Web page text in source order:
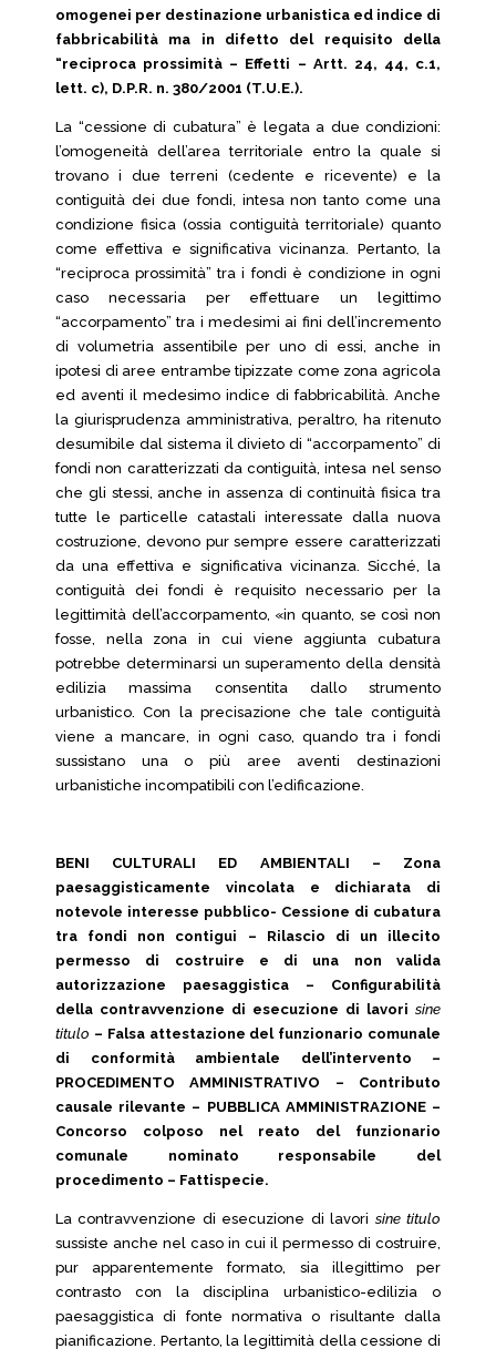
omogenei per destinazione urbanistica ed indice di
fabbricabilità ma in difetto del requisito della
“reciproca prossimità – Effetti – Artt. 24, 44, c.1,
lett. c), D.P.R. n. 380/2001 (T.U.E.).
La “cessione di cubatura” è legata a due condizioni:
l’omogeneità dell’area territoriale entro la quale si
trovano i due terreni (cedente e ricevente) e la
contiguità dei due fondi, intesa non tanto come una
condizione fisica (ossia contiguità territoriale) quanto
come effettiva e significativa vicinanza. Pertanto, la
“reciproca prossimità” tra i fondi è condizione in ogni
caso necessaria per effettuare un legittimo
“accorpamento” tra i medesimi ai fini dell’incremento
di volumetria assentibile per uno di essi, anche in
ipotesi di aree entrambe tipizzate come zona agricola
ed aventi il medesimo indice di fabbricabilità. Anche
la giurisprudenza amministrativa, peraltro, ha ritenuto
desumibile dal sistema il divieto di “accorpamento” di
fondi non caratterizzati da contiguità, intesa nel senso
che gli stessi, anche in assenza di continuità fisica tra
tutte le particelle catastali interessate dalla nuova
costruzione, devono pur sempre essere caratterizzati
da una effettiva e significativa vicinanza. Sicché, la
contiguità dei fondi è requisito necessario per la
legittimità dell’accorpamento, «in quanto, se così non
fosse, nella zona in cui viene aggiunta cubatura
potrebbe determinarsi un superamento della densità
edilizia massima consentita dallo strumento
urbanistico. Con la precisazione che tale contiguità
viene a mancare, in ogni caso, quando tra i fondi
sussistano una o più aree aventi destinazioni
urbanistiche incompatibili con l’edificazione.
BENI CULTURALI ED AMBIENTALI – Zona
paesaggisticamente vincolata e dichiarata di
notevole interesse pubblico- Cessione di cubatura
tra fondi non contigui – Rilascio di un illecito
permesso di costruire e di una non valida
autorizzazione paesaggistica – Configurabilità
della contravvenzione di esecuzione di lavori sine
titulo – Falsa attestazione del funzionario comunale
di conformità ambientale dell’intervento –
PROCEDIMENTO AMMINISTRATIVO – Contributo
causale rilevante – PUBBLICA AMMINISTRAZIONE –
Concorso colposo nel reato del funzionario
comunale nominato responsabile del
procedimento – Fattispecie.
La contravvenzione di esecuzione di lavori sine titulo
sussiste anche nel caso in cui il permesso di costruire,
pur apparentemente formato, sia illegittimo per
contrasto con la disciplina urbanistico-edilizia o
paesaggistica di fonte normativa o risultante dalla
pianificazione. Pertanto, la legittimità della cessione di